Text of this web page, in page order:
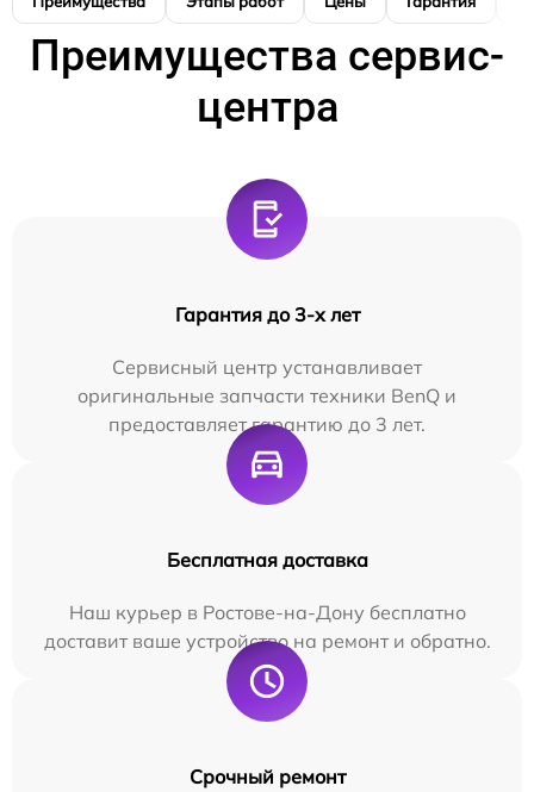
Преимущества сервис-
центра
Гарантия до 3-х лет
Сервисный центр устанавливает
оригинальные запчасти техники BenQ и
предоставляет гарантию до 3 лет.
Бесплатная доставка
Наш курьер в Ростове-на-Дону бесплатно
доставит ваше устройство на ремонт и обратно.
Срочный ремонт